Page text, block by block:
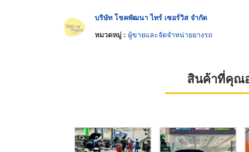
บริษัท โชคพัฒนา ไทร์ เซอร์วิส จำกัด
หมวดหมู่ : ผู้ขายและจัดจำหน่ายยางรถ
สินค้าที่คุณ